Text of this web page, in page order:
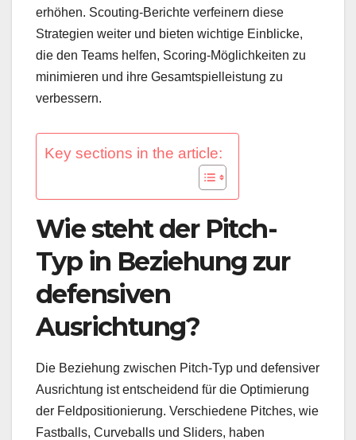
erhöhen. Scouting-Berichte verfeinern diese
Strategien weiter und bieten wichtige Einblicke,
die den Teams helfen, Scoring-Möglichkeiten zu
minimieren und ihre Gesamtspielleistung zu
verbessern.
Key sections in the article:
Wie steht der Pitch-
Typ in Beziehung zur
defensiven
Ausrichtung?
Die Beziehung zwischen Pitch-Typ und defensiver
Ausrichtung ist entscheidend für die Optimierung
der Feldpositionierung. Verschiedene Pitches, wie
Fastballs, Curveballs und Sliders, haben